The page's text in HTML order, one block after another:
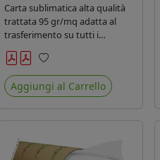
Carta sublimatica alta qualità
trattata 95 gr/mq adatta al
trasferimento su tutti i
materiali in poliestere.
Preferiti
Aggiungi al Carrello